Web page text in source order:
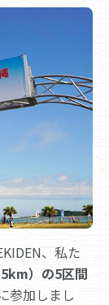
、私た
）の5区間
参加しまし